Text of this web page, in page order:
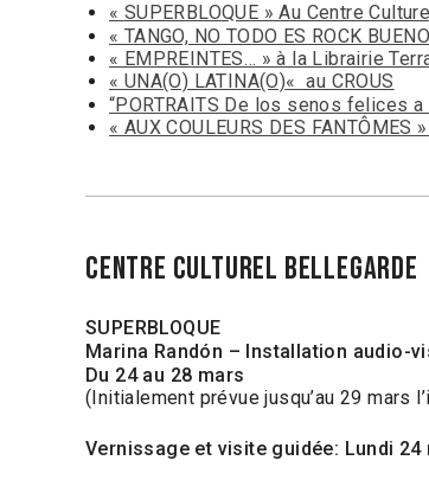
« SUPERBLOQUE » Au Centre
« TANGO, NO TODO ES ROCK
« EMPREINTES… » à la Librairie
« UNA(O) LATINA(O)« au CROUS
“PORTRAITS De los senos felices
« AUX COULEURS DES FANTÔMES
CENTRE CULTUREL BELLEGARDE
SUPERBLOQUE
Marina Randón – Installation audio-
Du 24 au 28 mars
(Initialement prévue jusqu’au 29 mars
Vernissage et visite guidée: Lundi 24